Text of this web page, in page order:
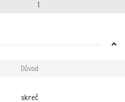
1
Důvod
skreč